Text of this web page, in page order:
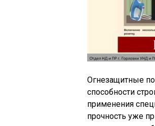
Огнезащитные
способности
применения
прочность уже